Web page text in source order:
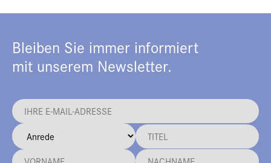
Bleiben Sie immer informiert
mit unserem Newsletter.